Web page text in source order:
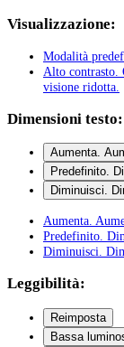
Visualizzazione:
Modalità
Alto contrasto
visione ridotta.
Dimensioni testo:
Aumenta.
Predefinito.
Diminuisci.
Aumenta .
Predefinito .
Diminuisci .
Leggibilità:
Reimposta
Bassa